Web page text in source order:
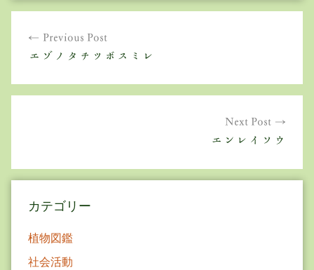
ビ
シ
Previous Post
エゾノタチツボスミレ
Next Post
エンレイソウ
カテゴリー
植物図鑑
社会活動